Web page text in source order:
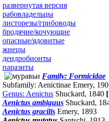
развернутая версия
рабовладельцы
листорезы/грибоводы
бродячие/кочующие
опасные/ядовитые
жнецы
дендробионты
паразиты
Family: Formicidae
Subfamily: Aenictinae Emery,
Genus: Aenictus Shuckard, 1840
Aenictus ambiguus Shuckard,
Aenictus gracilis Emery, 1893